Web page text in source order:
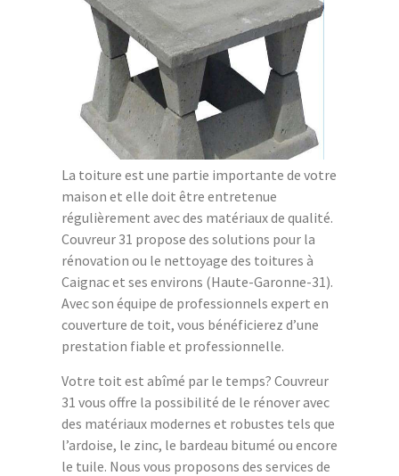
La toiture est une partie importante de votre
maison et elle doit être entretenue
régulièrement avec des matériaux de qualité.
Couvreur 31 propose des solutions pour la
rénovation ou le nettoyage des toitures à
Caignac et ses environs (Haute-Garonne-31).
Avec son équipe de professionnels expert en
couverture de toit, vous bénéficierez d’une
prestation fiable et professionnelle.
Votre toit est abîmé par le temps? Couvreur
31 vous offre la possibilité de le rénover avec
des matériaux modernes et robustes tels que
l’ardoise, le zinc, le bardeau bitumé ou encore
le tuile. Nous vous proposons des services de